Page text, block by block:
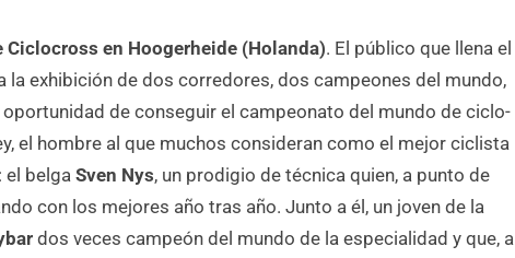
Ciclocross en Hoogerheide (Holanda). El público que llena el
exhibición de dos corredores, dos campeones del mundo,
oportunidad de conseguir el campeonato del mundo de ciclo-
el hombre al que muchos consideran como el mejor ciclista
el belgaSven Nys, un prodigio de técnica quien, a punto de
con los mejores año tras año. Junto a él, un joven de la
dos veces campeón del mundo de la especialidad y que, a